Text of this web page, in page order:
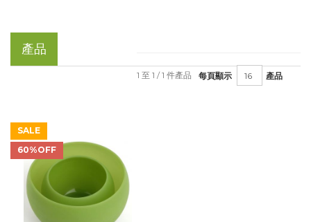
產品
每頁顯示 產品
1 至 1 / 1 件產品
SALE
60%OFF